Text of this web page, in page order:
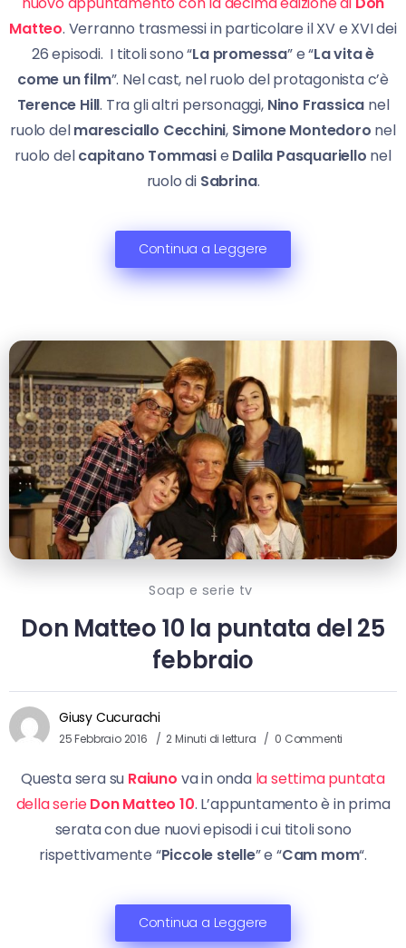
Matteo. Verranno trasmessi in particolare il XV e XVI dei
26 episodi. I titoli sono “La promessa” e “La vita è
come un film”. Nel cast, nel ruolo del protagonista c’è
Terence Hill. Tra gli altri personaggi, Nino Frassica nel
ruolo delmaresciallo Cecchini, Simone Montedoro nel
ruolo delcapitano Tommasie Dalila Pasquariello nel
ruolo di Sabrina.
Continua a Leggere
Soap e serie tv
Don Matteo 10 la puntata del 25
febbraio
Giusy Cucurachi
25 Febbraio 2016 2 Minuti di lettura 0 Commenti
Questa sera su Raiuno va in onda la settima puntata
della serieDon Matteo 10. L’appuntamento è in prima
serata con due nuovi episodi i cui titoli sono
rispettivamente “Piccole stelle” e “Cam mom“.
Continua a Leggere